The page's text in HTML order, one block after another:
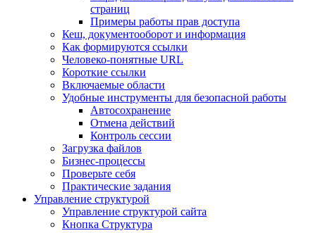
страниц
Примеры работы прав доступа
Кеш, документооборот и информация
Как формируются ссылки
Человеко-понятные URL
Короткие ссылки
Включаемые области
Удобные инструменты для безопасной работы
Автосохранение
Отмена действий
Контроль сессии
Загрузка файлов
Бизнес-процессы
Проверьте себя
Практические задания
Управление структурой
Управление структурой сайта
Кнопка Структура